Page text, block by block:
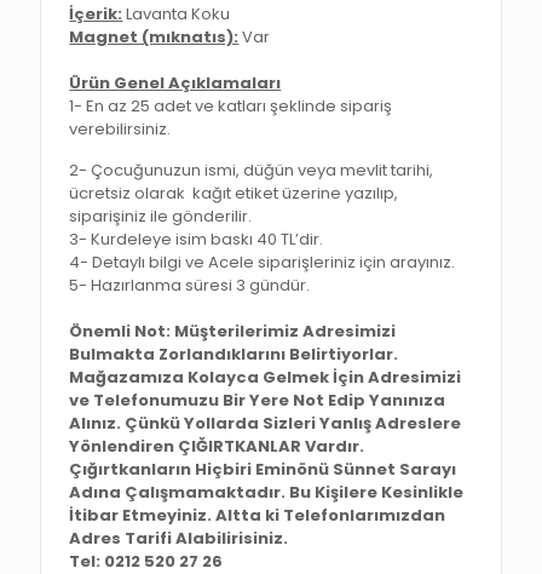
İçerik: Lavanta Koku
Magnet (mıknatıs): Var
Ürün Genel Açıklamaları
1- En az 25 adet ve katları şeklinde sipariş
verebilirsiniz.
2- Çocuğunuzun ismi, düğün veya mevlit tarihi,
ücretsiz olarak kağıt etiket üzerine yazılıp,
siparişiniz ile gönderilir.
3- Kurdeleye isim baskı 40 TL’dir.
4- Detaylı bilgi ve Acele siparişleriniz için arayınız.
5- Hazırlanma süresi 3 gündür.
Önemli Not: Müşterilerimiz Adresimizi
Bulmakta Zorlandıklarını Belirtiyorlar.
Mağazamıza Kolayca Gelmek İçin Adresimizi
ve Telefonumuzu Bir Yere Not Edip Yanınıza
Alınız. Çünkü Yollarda Sizleri Yanlış Adreslere
Yönlendiren ÇIĞIRTKANLAR Vardır.
Çığırtkanların Hiçbiri Eminönü Sünnet Sarayı
Adına Çalışmamaktadır. Bu Kişilere Kesinlikle
İtibar Etmeyiniz. Altta ki Telefonlarımızdan
Adres Tarifi Alabilirisiniz.
Tel: 0212 520 27 26